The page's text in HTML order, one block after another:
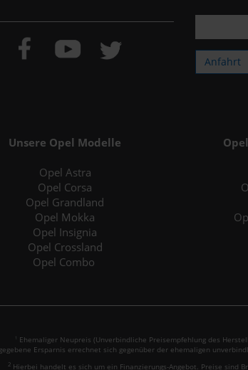
Anfahrt
Unsere Opel Modelle
Opel Astra
Opel Corsa
Opel Grandland
Opel Mokka
Opel Insignia
Opel Crossland
Opel Combo
1 Ehemaliger Neupreis (Unverbindliche Preisempfehlung des
Ersparnis errechnet sich gegenüber der ehemaligen
2 Hierbei handelt es sich um ein Finanzierungs-Angebot. Preise sind